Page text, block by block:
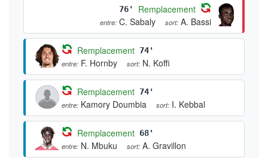
76' Remplacement
entre: C. Sabaly sort: A. Bassi
Remplacement 74'
entre: F. Hornby sort: N. Koffi
Remplacement 74'
entre: Kamory Doumbia sort: I. Kebbal
Remplacement 68'
entre: N. Mbuku sort: A. Gravillon